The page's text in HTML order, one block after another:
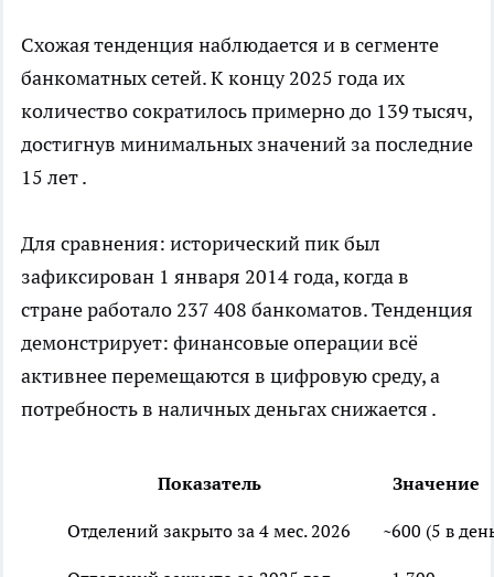
Схожая тенденция наблюдается и в сегменте
банкоматных сетей. К концу 2025 года их
количество сократилось примерно до 139 тысяч,
достигнув минимальных значений за последние
15 лет .
Для сравнения: исторический пик был
зафиксирован 1 января 2014 года, когда в
стране работало 237 408 банкоматов. Тенденция
демонстрирует: финансовые операции всё
активнее перемещаются в цифровую среду, а
потребность в наличных деньгах снижается .
Показатель Значение
Отделений закрыто за 4 мес. 2026 ~600 (5 в